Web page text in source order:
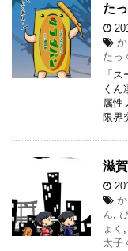
た
たっ
「
くん
属性
限界
滋賀
ん,
ょく ,
太子